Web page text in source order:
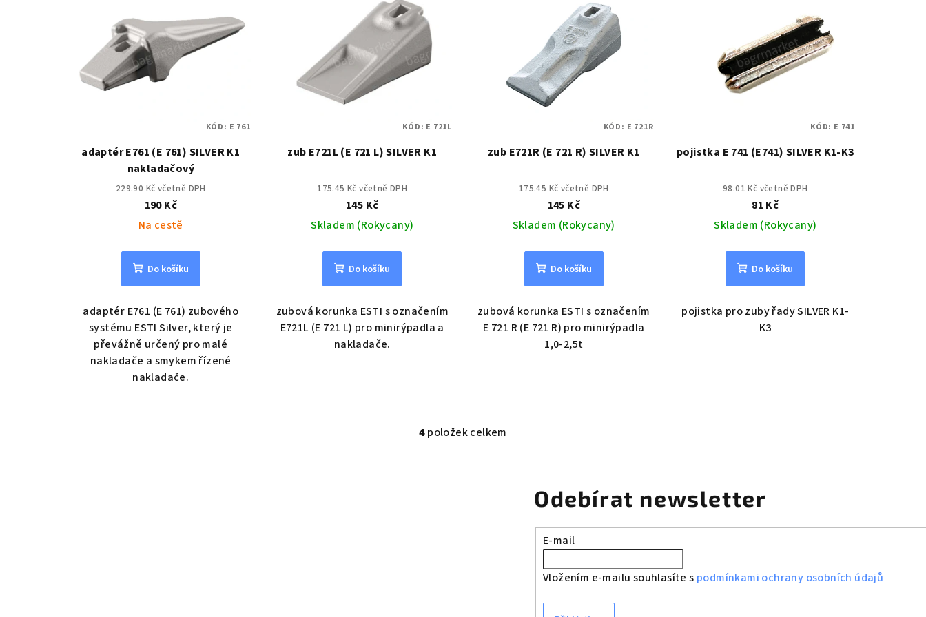
ů
adaptér E761 (E 761) SILVER K1
nakladačový
229.90 Kč včetně DPH
190 Kč
Na cestě
Do košíku
adaptér E761 (E 761) zubového
systému ESTI Silver, který je
převážně určený pro malé
nakladače a smykem řízené
nakladače.
KÓD: E 761
zub E721L (E 721 L) SILVER K1
175.45 Kč včetně DPH
145 Kč
Skladem (Rokycany)
Do košíku
zubová korunka ESTI s označením
E721L (E 721 L) pro minirýpadla a
nakladače.
KÓD: E 721L
zub E721R (E 721 R) SILVER K1
175.45 Kč včetně DPH
145 Kč
Skladem (Rokycany)
Do košíku
zubová korunka ESTI s označením
E 721 R (E 721 R) pro minirýpadla
1,0-2,5t
KÓD: E 721R
pojistka E 741 (E741) SILVER K1-K3
98.01 Kč včetně DPH
81 Kč
Skladem (Rokycany)
Do košíku
pojistka pro zuby řady SILVER K1-
K3
KÓD: E 741
O
4položek celkem
Odebírat newsletter
E-mail
Vložením e-mailu souhlasíte s podmínkami ochrany osobních údajů